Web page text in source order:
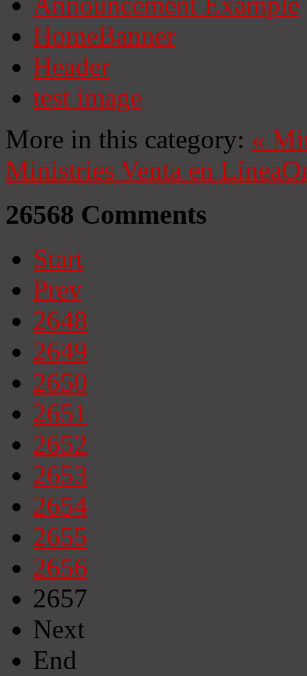
HomeBanner
Header
test image
More in this category: «
Ministries Venta en Línea
26568 Comments
Start
Prev
2648
2649
2650
2651
2652
2653
2654
2655
2656
2657
Next
End